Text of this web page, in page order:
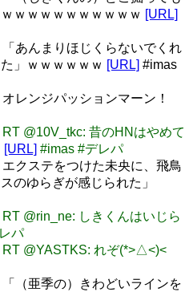
ｗｗｗｗｗｗｗｗｗｗ [URL]
「あんまりほじくらないでくれ
」ｗｗｗｗｗｗ [URL] #imas
オレンジパッションマーン！
RT @10V_tkc: 昔のHNはやめて
[URL] #imas #デレパ
エクステをつけた未央に、飛鳥
のゆらぎが感じられた」
RT @rin_ne: しきくんはいじら
パ
RT @YASTKS: れぞ(*>△<)<
「（亜季の）きわどいラインを